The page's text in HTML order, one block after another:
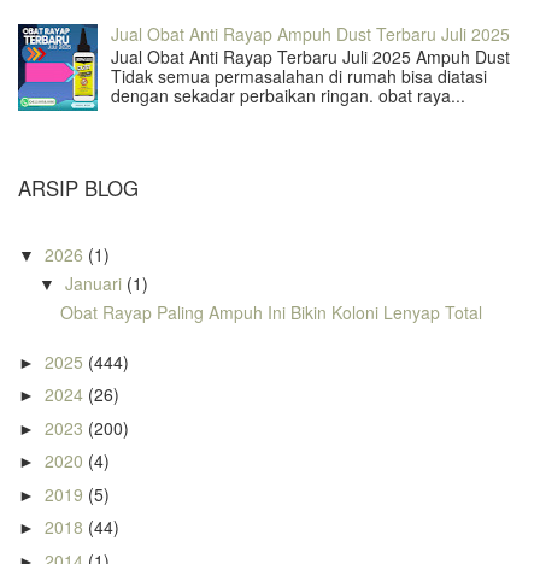
Jual Obat Anti Rayap Ampuh Dust Terbaru Juli 2025
Jual Obat Anti Rayap Terbaru Juli 2025 Ampuh Dust
Tidak semua permasalahan di rumah bisa diatasi
dengan sekadar perbaikan ringan. obat raya...
ARSIP BLOG
▼ 2026 (1)
▼ Januari (1)
Obat Rayap Paling Ampuh Ini Bikin Koloni Lenyap Total
► 2025 (444)
► 2024 (26)
► 2023 (200)
► 2020 (4)
► 2019 (5)
► 2018 (44)